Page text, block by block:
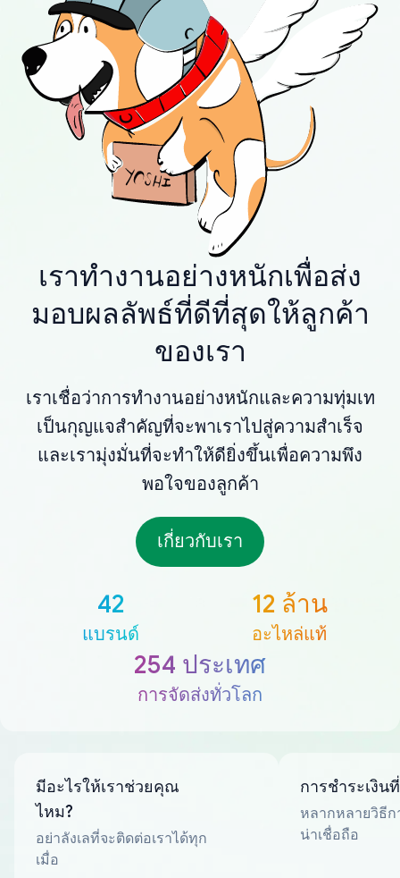
เราทำงานอย่างหนักเพื่อส่ง
มอบผลลัพธ์ที่ดีที่สุดให้ลูกค้า
ของเรา
เราเชื่อว่าการทำงานอย่างหนักและความทุ่มเท
เป็นกุญแจสำคัญที่จะพาเราไปสู่ความสำเร็จ
และเรามุ่งมั่นที่จะทำให้ดียิ่งขึ้นเพื่อความพึง
พอใจของลูกค้า
เกี่ยวกับเรา
42
แบรนด์
12 ล้าน
อะไหล่แท้
254 ประเทศ
การจัดส่งทั่วโลก
มีอะไรให้เราช่วยคุณ
ไหม?
อย่าลังเลที่จะติดต่อเราได้ทุก
เมื่อ
การชำระเงิน
หลากหลายวิธีก
น่าเชื่อถือ